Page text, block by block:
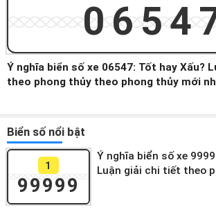
Ý nghĩa biển số xe 06547: Tốt hay Xấu?
theo phong thủy theo phong thủy mới
Biển số nổi bật
1
99999
Ý nghĩa biển số xe
Luận giải chi tiết theo